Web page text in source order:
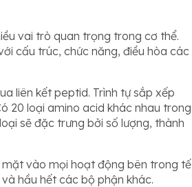
vai trò quan trọng trong cơ thể.
cấu trúc, chức năng, điều hòa các
liên kết peptid. Trình tự sắp xếp
20 loại amino acid khác nhau trong
sẽ đặc trưng bởi số lượng, thành
vào mọi hoạt động bên trong tế
hầu hết các bộ phận khác.